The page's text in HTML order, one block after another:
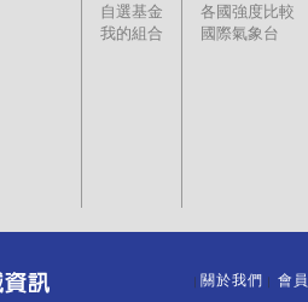
自選基金
我的組合
各國強度比較
國際氣象台
關於我們 會